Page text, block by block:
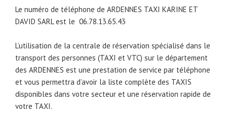
Le numéro de téléphone de ARDENNES TAXI KARINE ET
DAVID SARL est le 06.78.13.65.43
L’utilisation de la centrale de réservation spécialisé dans le
transport des personnes (TAXI et VTC) sur le département
des ARDENNES est une prestation de service par téléphone
et vous permettra d’avoir la liste complète des TAXIS
disponibles dans votre secteur et une réservation rapide de
votre TAXI.